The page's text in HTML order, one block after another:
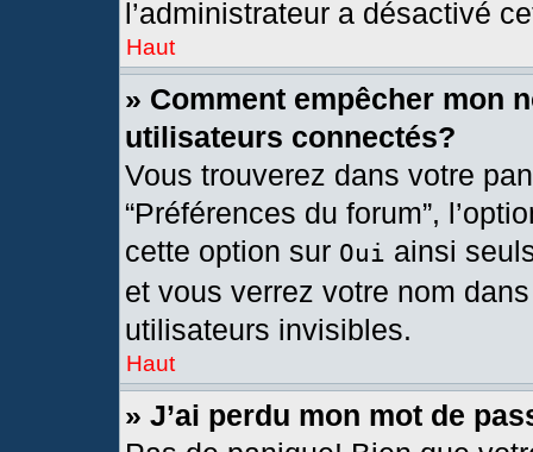
l’administrateur a désactivé
Haut
» Comment empêcher mon
utilisateurs connectés?
Vous trouverez dans votre
“Préférences du forum”,
cette option sur Oui ainsi
et vous verrez votre nom
utilisateurs invisibles.
Haut
» J’ai perdu mon mot de